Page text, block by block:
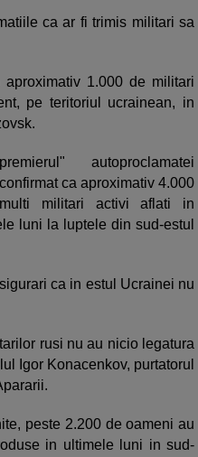
ca ar fi trimis militari sa
1.000 de militari
pe teritoriul ucrainean, in
autoproclamatei
ca aproximativ 4.000
militari activi aflati in
luni la luptele din sud-estul
ca in estul Ucrainei nu
rusi nu au nicio legatura
Igor Konacenkov, purtatorul
peste 2.200 de oameni au
in ultimele luni in sud-